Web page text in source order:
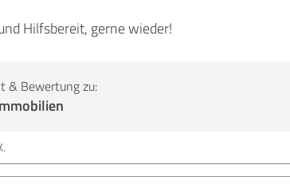
Hilfsbereit, gerne wieder!
& Bewertung zu: